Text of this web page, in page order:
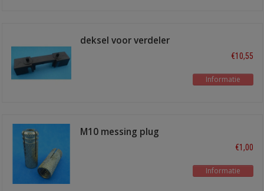
deksel voor verdeler
€10,55
Informatie
M10 messing plug
€1,00
Informatie